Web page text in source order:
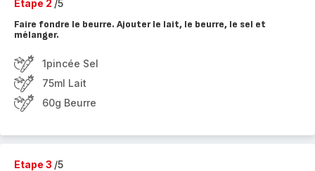
Etape 2 /5
Faire fondre le beurre. Ajouter le lait, le beurre, le sel et
mélanger.
1pincée Sel
75ml Lait
60g Beurre
Etape 3 /5